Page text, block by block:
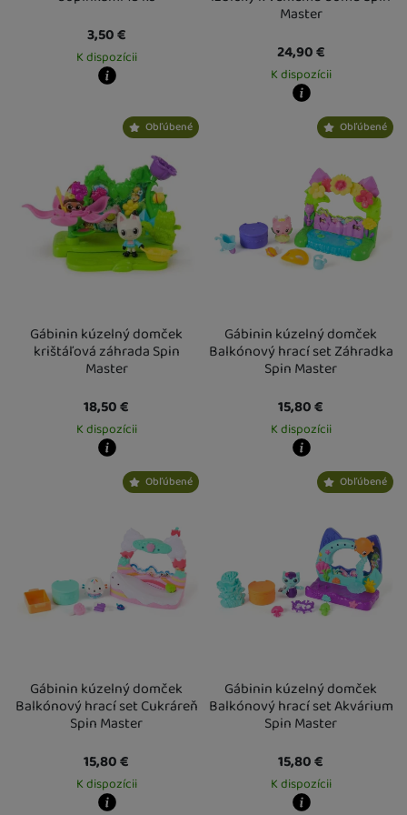
3,50€
K dispozícii
Osobný odber vo výdajnom mieste
Master
24,90€
K dispozícii
Kdy zboží dostanete?
Osobný odber vo výdajnom mieste
Obľúbené
Gábinin kúzelný domček
krištáľová záhrada Spin
Master
18,50€
K dispozícii
Kdy zboží dostanete?
Osobný odber vo výdajnom mieste
Obľúbené
Gábinin kúzelný domček
Balkónový hrací set Záhradka
Spin Master
15,80€
K dispozícii
Kdy zboží dostanete?
Osobný odber vo výdajnom mieste
Obľúbené
Gábinin kúzelný domček
Balkónový hrací set Cukráreň
Spin Master
15,80€
K dispozícii
Obľúbené
Gábinin kúzelný domček
Balkónový hrací set Akvárium
Spin Master
15,80€
K dispozícii